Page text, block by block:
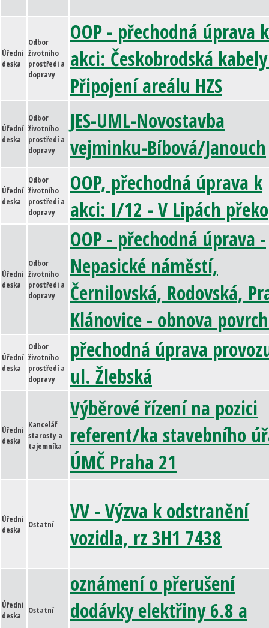
Úřední
deska
Odbor
životního
prostředí a
dopravy
OOP - přechodná úprava k
akci: Českobrodská
Připojení areálu HZS
Úřední
deska
Odbor
životního
prostředí a
dopravy
JES-UML-Novostavba
vejminku-Bíbová/Janouch
Úřední
deska
Odbor
životního
prostředí a
dopravy
OOP, přechodná úprava k
akci: I/12 - V Lipách
Úřední
deska
Odbor
životního
prostředí a
dopravy
OOP - přechodná úprava -
Nepasické náměstí,
Černilovská, Rodovská,
Klánovice - obnova
Úřední
deska
Odbor
životního
prostředí a
dopravy
přechodná úprava
ul. Žlebská
Úřední
deska
Kancelář
starosty a
tajemníka
Výběrové řízení na pozici
referent/ka stavebního
ÚMČ Praha 21
Úřední
deska
Ostatní
VV - Výzva k odstranění
vozidla, rz 3H1 7438
Úřední
deska
Ostatní
oznámení o přerušení
dodávky elektřiny 6.8 a